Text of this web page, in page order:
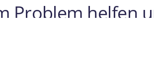
Problem helfen